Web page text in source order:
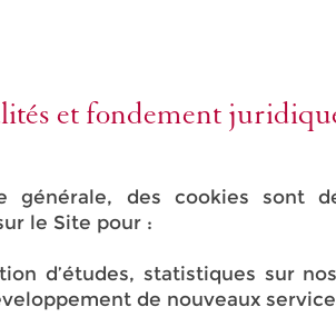
et fondement
générale, des cookies sont
le Site pour :
d’études, statistiques sur
de nouveaux